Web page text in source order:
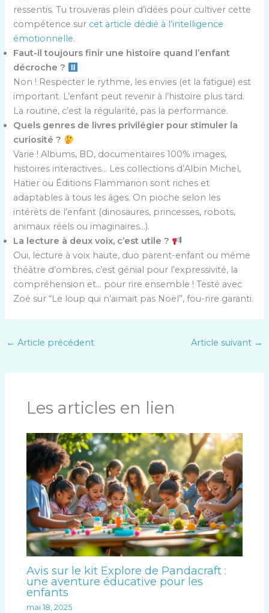
ressentis. Tu trouveras plein d’idées pour cultiver cette
compétence sur cet article dédié à l’intelligence
émotionnelle.
Faut-il toujours finir une histoire quand l’enfant
décroche ?
Non ! Respecter le rythme, les envies (et la fatigue) est
important. L’enfant peut revenir à l’histoire plus tard.
La routine, c’est la régularité, pas la performance.
Quels genres de livres privilégier pour stimuler la
curiosité ?
Varie ! Albums, BD, documentaires 100% images,
histoires interactives… Les collections d’Albin Michel,
Hatier ou Éditions Flammarion sont riches et
adaptables à tous les âges. On pioche selon les
intérêts de l’enfant (dinosaures, princesses, robots,
animaux réels ou imaginaires…).
La lecture à deux voix, c’est utile ?
Oui, lecture à voix haute, duo parent-enfant ou même
théâtre d’ombres, c’est génial pour l’expressivité, la
compréhension et… pour rire ensemble ! Testé avec
Zoé sur “Le loup qui n’aimait pas Noël”, fou-rire garanti.
← Article précédent Article suivant →
Les articles en lien
Avis sur le kit Explore de Pandacraft :
une aventure éducative pour les
enfants
mai 18, 2025